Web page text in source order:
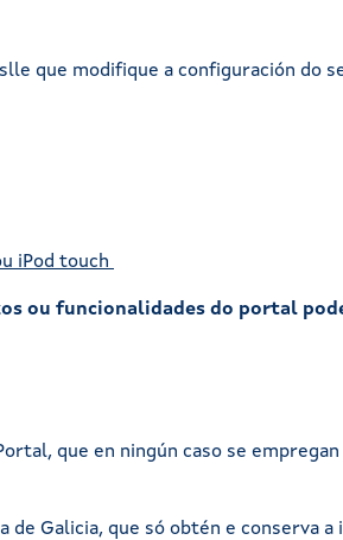
que modifique a configuración do
iPod touch
ou funcionalidades do portal
que en ningún caso se
de Galicia, que só obtén e conserva